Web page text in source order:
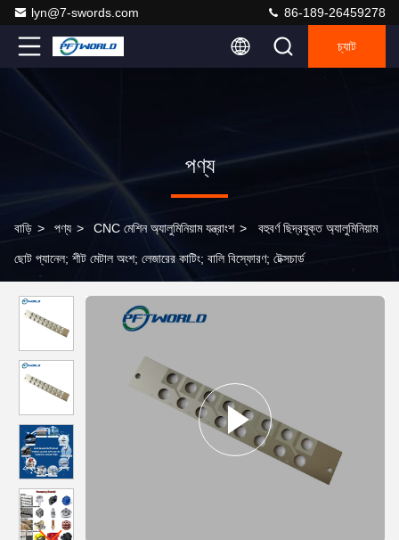
lyn@7-swords.com 86-189-26459278
চ্যাট
পণ্য
বাড়ি > পণ্য > CNC মেশিন অ্যালুমিনিয়াম যন্ত্রাংশ > বহুবর্ণ ছিদ্রযুক্ত অ্যালুমিনিয়াম
ছোট প্যানেল; শীট মেটাল অংশ; লেজারের কাটিং; বালি বিস্ফোরণ; টেক্সচার্ড